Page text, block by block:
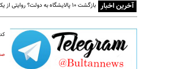
آخرین اخبار بازگشت ۱۰ پالایشگاه به دولت؟ روایتی از یک نامه‌سرنوشت‌ساز و ۶ میلیارد بشکه نفتِ بدون‌حساب